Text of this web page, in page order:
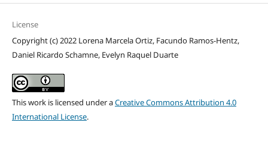
License
Copyright (c) 2022 Lorena Marcela Ortiz, Facundo Ramos-Hentz,
Daniel Ricardo Schamne, Evelyn Raquel Duarte
This work is licensed under aCreative Commons Attribution 4.0
International License.